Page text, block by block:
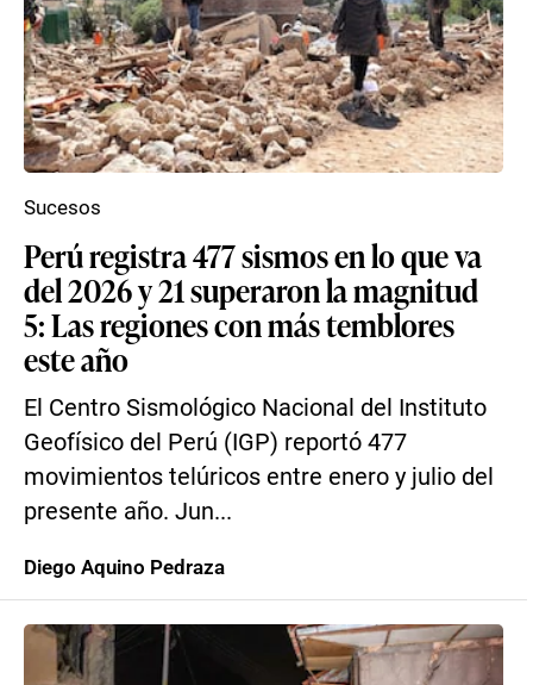
Perú registra 477 sismos en lo que va
del 2026 y 21 superaron la magnitud
5: Las regiones con más temblores
este año
El Centro Sismológico Nacional del Instituto
Geofísico del Perú (IGP) reportó 477
movimientos telúricos entre enero y julio del
presente año. Jun...
Sucesos
Diego Aquino Pedraza